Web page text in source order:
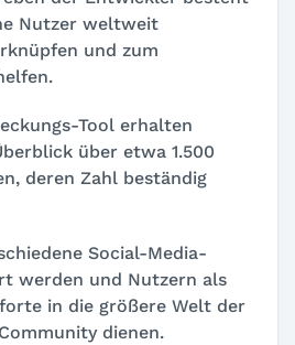
Nutzer weltweit
und zum
Tool erhalten
über etwa 1.500
deren Zahl beständig
Social-Media-
werden und Nutzern als
in die größere Welt der
dienen.